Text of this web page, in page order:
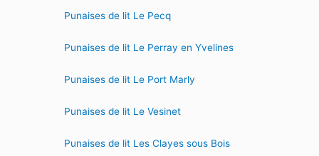
Punaises de lit Le Pecq
Punaises de lit Le Perray en Yvelines
Punaises de lit Le Port Marly
Punaises de lit Le Vesinet
Punaises de lit Les Clayes sous Bois